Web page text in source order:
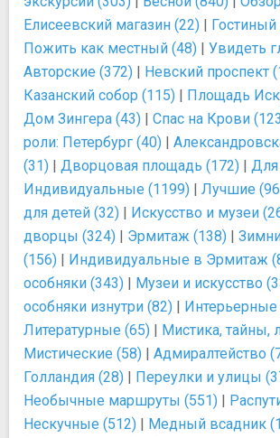
Елисеевский магазин (22) |
Пожить как местный (48) | Увидеть
Авторские (372) | Невский проспект
Казанский собор (115) | Площадь
Дом Зингера (43) | Спас на Крови
роли: Петербург (40) |
(31) | Дворцовая площадь (172) | Для
Индивидуальные (1199) | Лучшие
для детей (32) | Искусство и музеи
дворцы (324) | Эрмитаж (138) |
(156) | Индивидуальные в Эрмитаж
особняки (343) | Музеи и искусство
особняки изнутри (82) | Интерьерные
Литературные (65) | Мистика, тайны,
Мистические (58) | Адмиралтейство
Голландия (28) | Переулки и улицы
Необычные маршруты (551) |
Нескучные (512) | Медный всадник